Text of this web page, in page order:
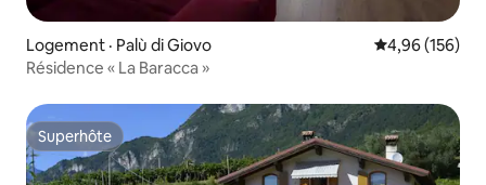
Logement · Palù di Giovo Note
4,96 (156)
Résidence « La Baracca »
Superhôte
Superhôte